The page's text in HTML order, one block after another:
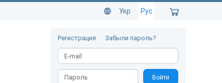
Укр Рус
Регистрация Забыли пароль?
Войти